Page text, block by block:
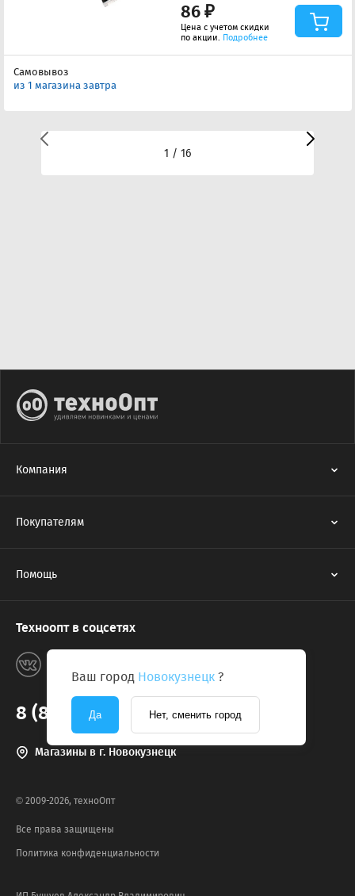
86 ₽
Цена с учетом скидки
по акции. Подробнее
Самовывоз
из 1 магазина завтра
1 / 16
Ваш город Новокузнецк ?
Да Нет, сменить город
Компания
Покупателям
Помощь
Техноопт в соцсетях
8 (800) 775-2131
Магазины в г. Новокузнецк
© 2009-2026, техноОпт
Все права защищены
Политика конфиденциальности